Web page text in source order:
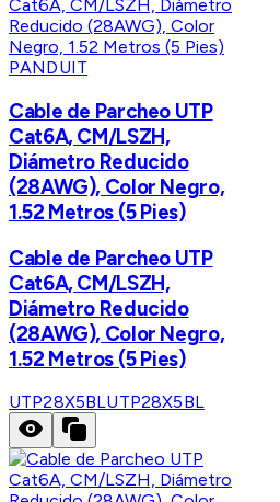
PANDUIT
Cable de Parcheo UTP
Cat6A, CM/LSZH,
Diámetro Reducido
(28AWG), Color Negro,
1.52 Metros (5 Pies)
Cable de Parcheo UTP
Cat6A, CM/LSZH,
Diámetro Reducido
(28AWG), Color Negro,
1.52 Metros (5 Pies)
UTP28X5BLUTP28X5BL